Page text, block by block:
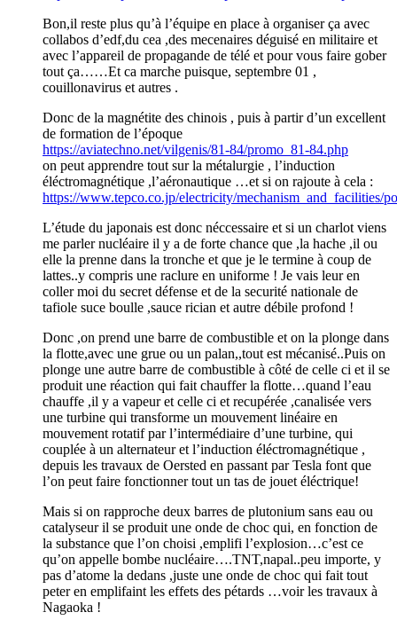
Bon,il reste plus qu’à l’équipe en place à organiser ça avec
collabos d’edf,du cea ,des mecenaires déguisé en militaire et
avec l’appareil de propagande de télé et pour vous faire gober
tout ça……Et ca marche puisque, septembre 01 ,
couillonavirus et autres .
Donc de la magnétite des chinois , puis à partir d’un excellent
de formation de l’époque
https://aviatechno.net/vilgenis/81-84/promo_81-84.php
on peut apprendre tout sur la métalurgie , l’induction
éléctromagnétique ,l’aéronautique …et si on rajoute à cela :
https://www.tepco.co.jp/electricity/mechanism_and_facilities/
L’étude du japonais est donc néccessaire et si un charlot viens
me parler nucléaire il y a de forte chance que ,la hache ,il ou
elle la prenne dans la tronche et que je le termine à coup de
lattes..y compris une raclure en uniforme ! Je vais leur en
coller moi du secret défense et de la securité nationale de
tafiole suce boulle ,sauce rician et autre débile profond !
Donc ,on prend une barre de combustible et on la plonge dans
la flotte,avec une grue ou un palan,,tout est mécanisé..Puis on
plonge une autre barre de combustible à côté de celle ci et il se
produit une réaction qui fait chauffer la flotte…quand l’eau
chauffe ,il y a vapeur et celle ci et recupérée ,canalisée vers
une turbine qui transforme un mouvement linéaire en
mouvement rotatif par l’intermédiaire d’une turbine, qui
couplée à un alternateur et l’induction éléctromagnétique ,
depuis les travaux de Oersted en passant par Tesla font que
l’on peut faire fonctionner tout un tas de jouet éléctrique!
Mais si on rapproche deux barres de plutonium sans eau ou
catalyseur il se produit une onde de choc qui, en fonction de
la substance que l’on choisi ,emplifi l’explosion…c’est ce
qu’on appelle bombe nucléaire….TNT,napal..peu importe, y
pas d’atome la dedans ,juste une onde de choc qui fait tout
peter en emplifaint les effets des pétards …voir les travaux à
Nagaoka !